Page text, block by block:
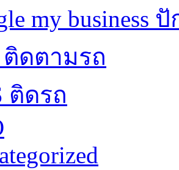
my business
ติดตามรถ
ติดรถ